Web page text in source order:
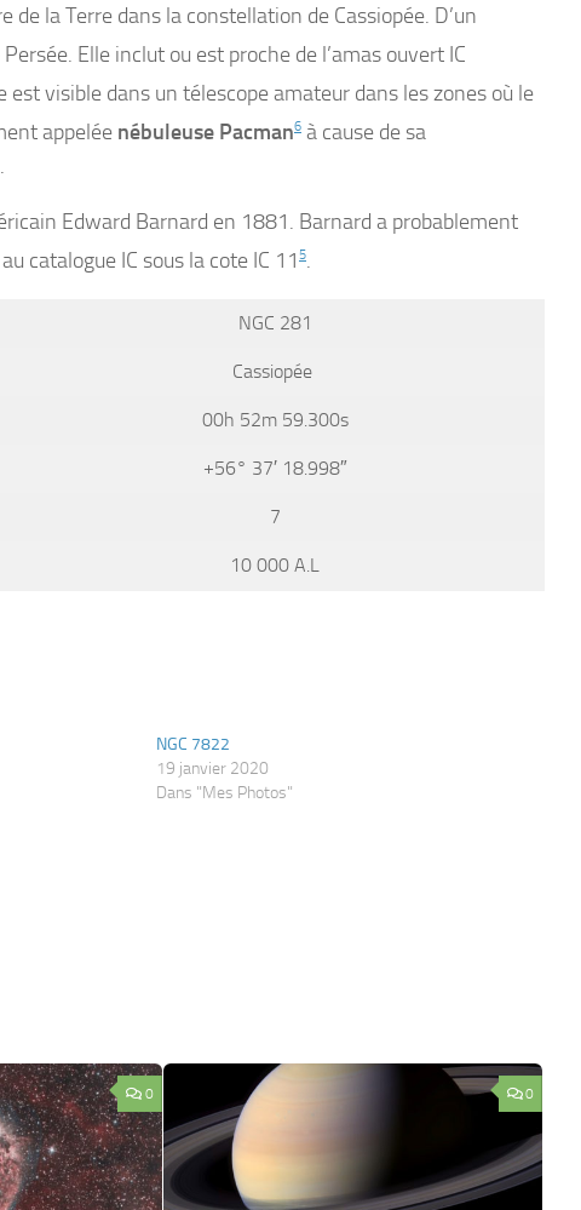
la Terre dans la constellation de Cassiopée. D’un
Elle inclut ou est proche de l’amas ouvert IC
est visible dans un télescope amateur dans les zones où le
appelée nébuleuse Pacman6 à cause de sa
Edward Barnard en 1881. Barnard a probablement
catalogue IC sous la cote IC 11 5.
NGC 281
Cassiopée
00h 52m 59.300s
+56° 37′ 18.998″
7
10 000 A.L
NGC 7822
19 janvier 2020
Dans "Mes Photos"
0 0